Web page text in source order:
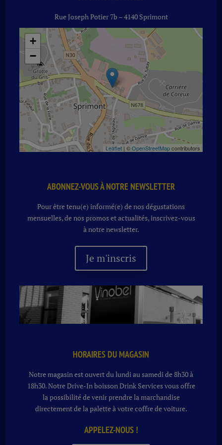
Rue Joseph Potier 7b – 4140 Sprimont
+
−
Leaflet| ©OpenStreetMapcontributors
ABONNEZ-VOUS À NOTRE NEWSLETTER
Pour être tenu(e) informé(e) de nos dégustations
mensuelles, de nos promos et actualités, inscrivez-vous
à notre newsletter.
Je m'inscris
HORAIRES DU MAGASIN
Notre magasin est ouvert du lundi au samedi de 8h30 à
18h30. NotreDrive-In boissonDrink Services vous offre
la possibilité de venir prendre la marchandise
directement de la palette à votre coffre de voiture.
APPELEZ-NOUS !